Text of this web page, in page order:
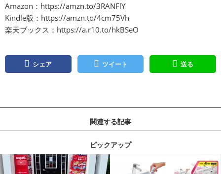
Amazon： https://amzn.to/3RANFlY
Kindle版： https://amzn.to/4cm75Vh
楽天ブックス： https://a.r10.to/hkBSeO
シェア ツイート 送る
関連する記事
ピックアップ
記事を読む